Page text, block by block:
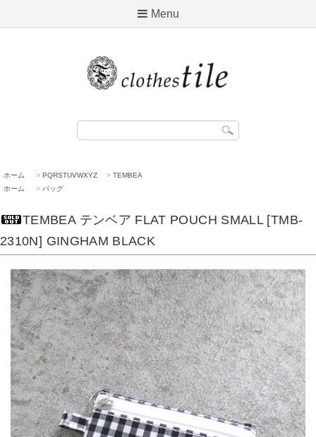
Menu
ホーム > PQRSTUVWXYZ > TEMBEA
ホーム
> バッグ
TEMBEA テンベア FLAT POUCH SMALL [TMB-
2310N] GINGHAM BLACK